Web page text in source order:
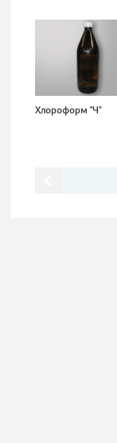
Хлороформ "Ч"